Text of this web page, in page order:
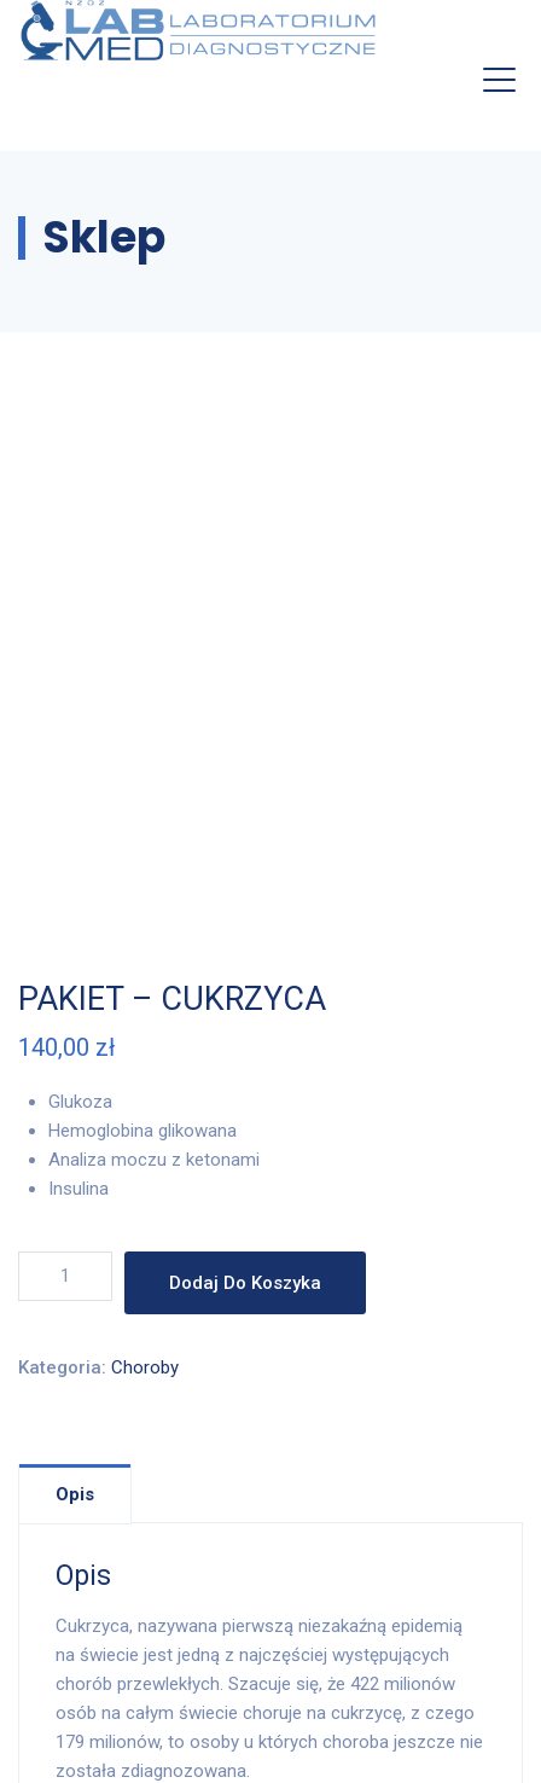
Sklep
PAKIET – CUKRZYCA
140,00 zł
Glukoza
Hemoglobina glikowana
Analiza moczu z ketonami
Insulina
Dodaj Do Koszyka
Kategoria: Choroby
Opis
Opis
Cukrzyca, nazywana pierwszą niezakaźną epidemią
na świecie jest jedną z najczęściej występujących
chorób przewlekłych. Szacuje się, że 422 milionów
osób na całym świecie choruje na cukrzycę, z czego
179 milionów, to osoby u których choroba jeszcze nie
została zdiagnozowana.